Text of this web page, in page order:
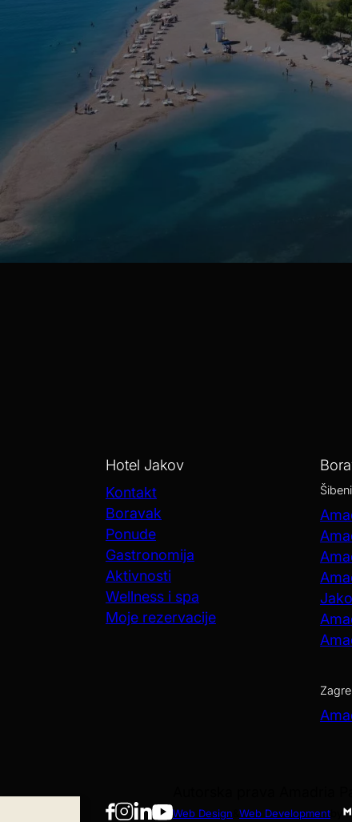
Hotel Jakov
Kontakt
Boravak
Ponude
Gastronomija
Aktivnosti
Wellness i spa
Moje rezervacije
Web Design Web Development